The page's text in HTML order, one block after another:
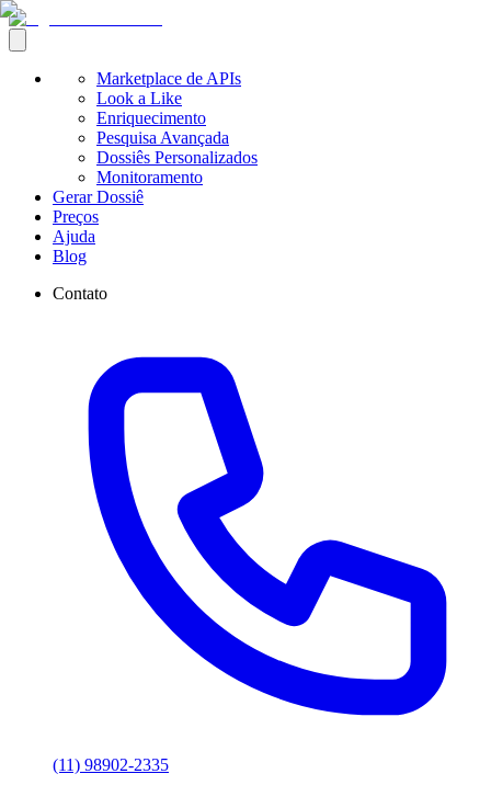
Marketplace de APIs
Look a Like
Enriquecimento
Pesquisa Avançada
Dossiês Personalizados
Monitoramento
Gerar Dossiê
Preços
Ajuda
Blog
Contato
(11) 98902-2335